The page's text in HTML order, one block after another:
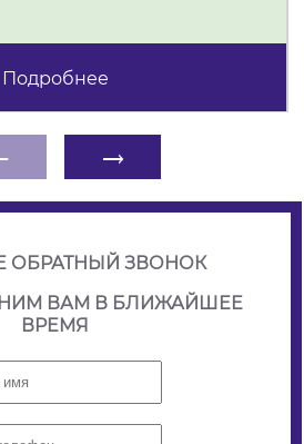
Подробнее
→
ОБРАТНЫЙ ЗВОНОК
ВАМ В БЛИЖАЙШЕЕ
ВРЕМЯ